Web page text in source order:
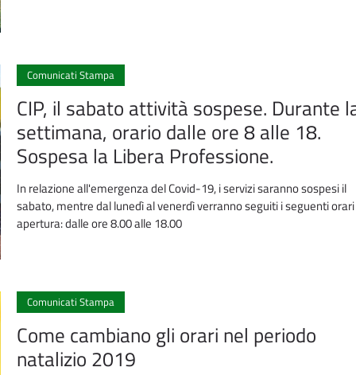
Comunicati Stampa
CIP, il sabato attività sospese. Durante
settimana, orario dalle ore 8 alle 18.
Sospesa la Libera Professione.
In relazione all'emergenza del Covid-19, i servizi saranno sospesi il
sabato, mentre dal lunedì al venerdì verranno seguiti i seguenti
apertura: dalle ore 8.00 alle 18.00
Comunicati Stampa
Come cambiano gli orari nel periodo
natalizio 2019